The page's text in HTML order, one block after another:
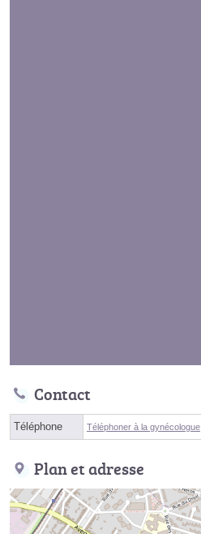
Contact
Téléphone Téléphoner à la gynécologue
Plan et adresse